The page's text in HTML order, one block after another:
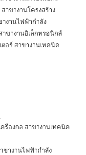
าขางานโครงสร้าง
งานไฟฟ้ากำลัง
ขางานอิเล็กทรอนิกส์
อร์ สาขางานเทคนิค
รื่องกล สาขางานเทคนิค
ขางานไฟฟ้ากำลัง